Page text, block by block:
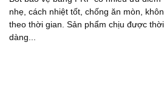
nhẹ, cách nhiệt tốt, chống ăn mòn,
theo thời gian. Sản phẩm chịu được
dàng...